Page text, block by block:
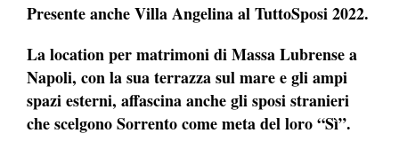
Presente anche Villa Angelina al TuttoSposi 2022.
La location per matrimoni di Massa Lubrense a
Napoli, con la suaterrazza sul mare e gli ampi
spazi esterni, affascina anche gli sposi stranieri
che scelgono Sorrento come meta del loro “Sì”.